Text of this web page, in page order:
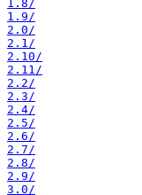
1.8/
1.9/
2.0/
2.1/
2.10/
2.11/
2.2/
2.3/
2.4/
2.5/
2.6/
2.7/
2.8/
2.9/
3.0/